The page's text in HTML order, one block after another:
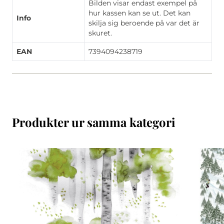
Info
Bilden visar endast exempel på
hur kassen kan se ut. Det kan
skilja sig beroende på var det är
skuret.
EAN 7394094238719
Produkter ur samma kategori